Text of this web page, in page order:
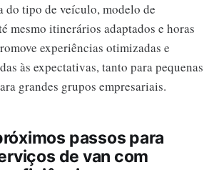
do tipo de veículo, modelo de
mesmo itinerários adaptados e horas
experiências otimizadas e
às expectativas, tanto para pequenas
grandes grupos empresariais.
passos para
de van com